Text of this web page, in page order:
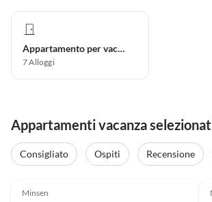
Appartamento per vacanze
7Alloggi
Appartamenti vacanza
Consigliato Ospiti Recensione
Minsen